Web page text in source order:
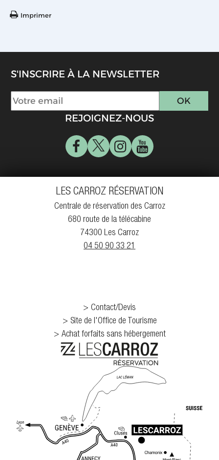
Imprimer
S'INSCRIRE À LA NEWSLETTER
REJOIGNEZ-NOUS
LES CARROZ RÉSERVATION
Centrale de réservation des Carroz
680 route de la télécabine
74300 Les Carroz
04 50 90 33 21
Contact/Devis
Site de l'Office de Tourisme
Achat forfaits sans hébergement